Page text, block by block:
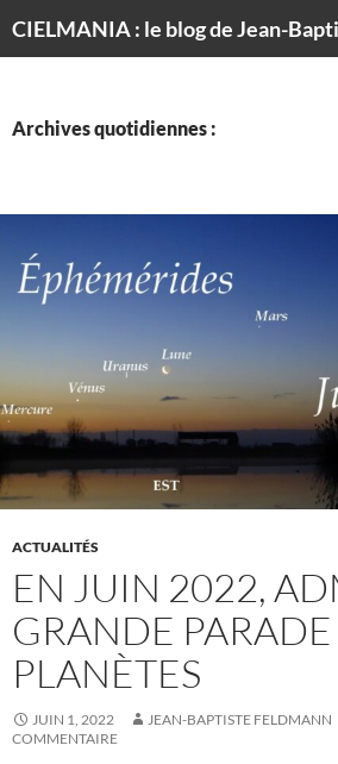
Archives quotidiennes :
ACTUALITÉS
EN JUIN 2022,
GRANDE
PLANÈTES
JUIN 1, 2022 JEAN-BAPTISTE FELDMANN
COMMENTAIRE